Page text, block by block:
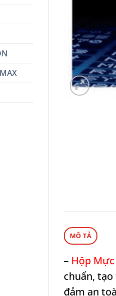
MÔ TẢ
– Hộp Mực
chuẩn,
đảm an